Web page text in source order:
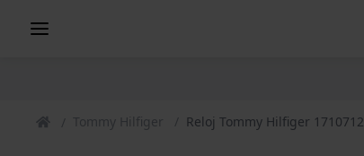
Tommy Hilfiger Reloj Tommy Hilfiger 1710712